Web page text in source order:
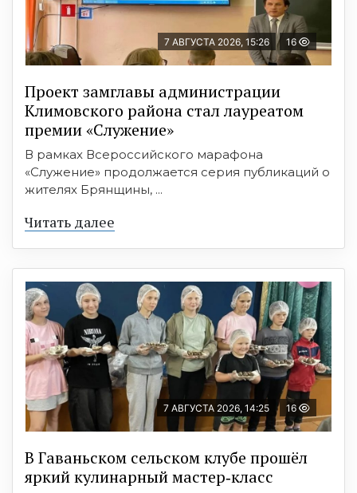
7 АВГУСТА 2026, 15:26 16
Проект замглавы администрации
Климовского района стал лауреатом
премии «Служение»
В рамках Всероссийского марафона
«Служение» продолжается серия публикаций о
жителях Брянщины, ...
Читать далее
7 АВГУСТА 2026, 14:25 16
В Гаваньском сельском клубе прошёл
яркий кулинарный мастер‑класс